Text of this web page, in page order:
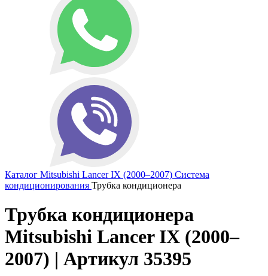
Каталог Mitsubishi Lancer IX (2000–2007) Система
кондиционирования Трубка кондиционера
Трубка кондиционера
Mitsubishi Lancer IX (2000–
2007) | Артикул 35395